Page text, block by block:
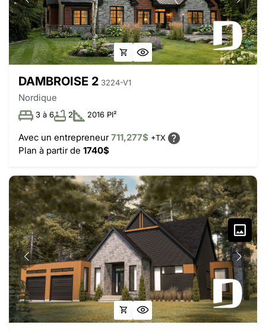
DAMBROISE 2 3224-V1
Nordique
3 à 6 2 2016 PI²
Avec un entrepreneur711,277$ +TX
Plan à partir de 1740$